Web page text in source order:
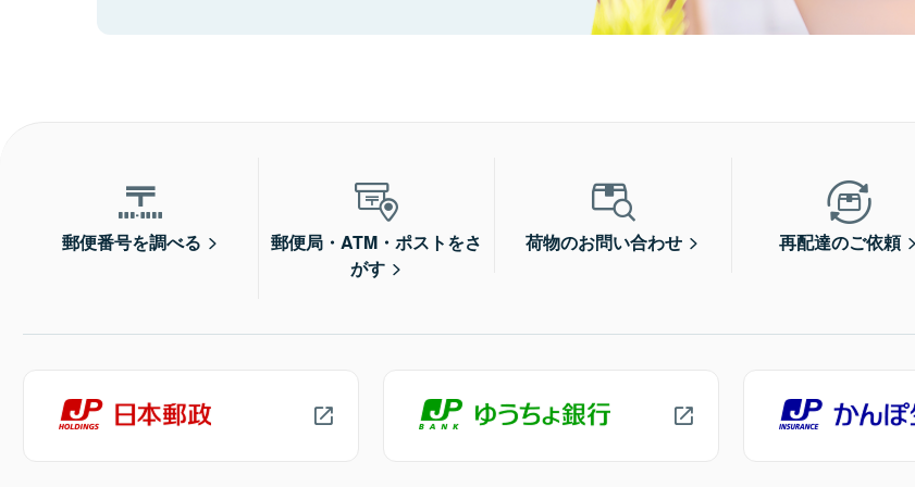
郵便番号を調べる
郵便局・ATM・ポストをさ
がす
荷物のお問い合わせ 再配達のご依頼